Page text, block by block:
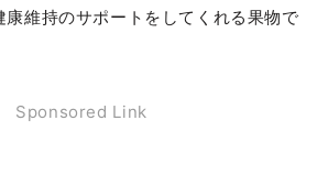
康維持のサポートをしてくれる果物で
Sponsored Link